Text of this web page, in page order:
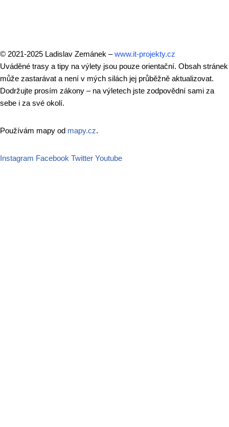
© 2021-2025 Ladislav Zemánek –www.it-projekty.cz
Uváděné trasy a tipy na výlety jsou pouze orientační. Obsah stránek
může zastarávat a není v mých silách jej průběžně aktualizovat.
Dodržujte prosím zákony – na výletech jste zodpovědní sami za
sebe i za své okolí.
Používám mapy od mapy.cz.
Instagram Facebook Twitter Youtube